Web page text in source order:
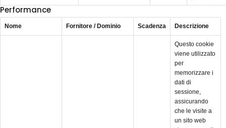
Performance
Nome Fornitore / Dominio Scadenza Descrizione
Questo cookie
viene utilizzato
per
memorizzare i
dati di
sessione,
assicurando
che le visite a
un sito web